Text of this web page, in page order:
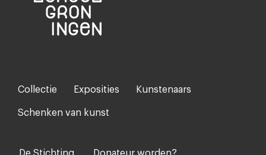
Footer-
menu
Collectie Exposities Kunstenaars
Schenken van kunst
De Stichting Donateur worden?